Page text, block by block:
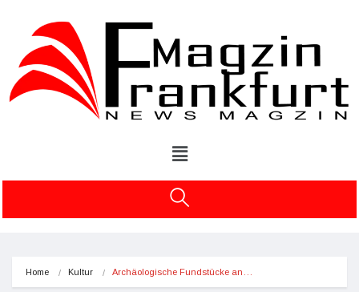
Home Kultur Archäologische Fundstücke an…